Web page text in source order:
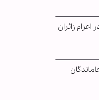
اعزام زائران